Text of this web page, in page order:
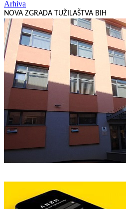
Arhiva
NOVA ZGRADA TUŽILAŠTVA BIH